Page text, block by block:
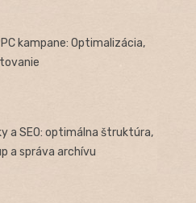
kampane: Optimalizácia,
a SEO: optimálna štruktúra,
a správa archívu